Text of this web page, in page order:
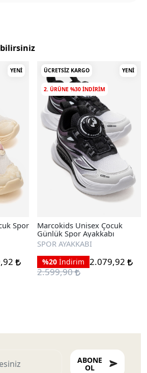
YENI
Spor
ÜCRETSIZ KARGO YENI
2. ÜRÜNE %30 INDIRIM
Marcokids Unisex Çocuk
Günlük Spor Ayakkabı
SPOR AYAKKABI
%20 İndirim 2.079,92
2.599,90
ABONE
OL